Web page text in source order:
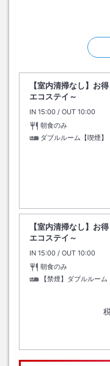
【室内清掃なし】お
エコステイ～
IN チェックイン
15:00 / OUT チェックア
10:00
朝食のみ
ダブルルーム【喫煙】
【室内清掃なし】お
エコステイ～
IN チェックイン
15:00 / OUT チェックア
10:00
朝食のみ
【禁煙】ダブルルーム